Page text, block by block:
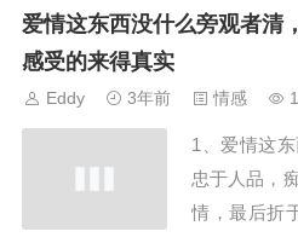
那么坚强，
爱情这东西没什么旁观者清
感受的来得真实
Eddy 3年前 情感
1、爱情这
忠于人品，
情，最后折